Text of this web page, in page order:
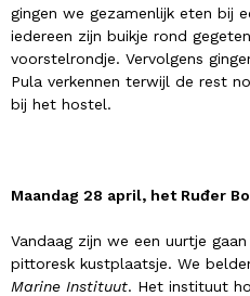
gingen we gezamenlijk eten bij
iedereen zijn buikje rond
voorstelrondje. Vervolgens
Pula verkennen terwijl de rest
bij het hostel.
Maandag 28 april, het Ruđer
Vandaag zijn we een uurtje
pittoresk kustplaatsje. We
Marine Instituut. Het instituut